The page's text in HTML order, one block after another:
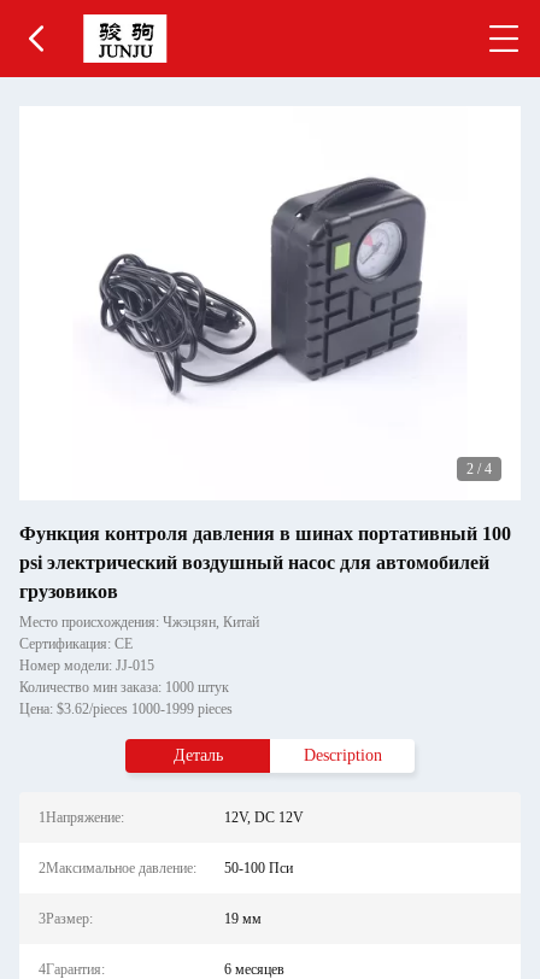
2 / 4
Функция контроля давления в шинах портативный 100
psi электрический воздушный насос для автомобилей
грузовиков
Место происхождения: Чжэцзян, Китай
Сертификация: CE
Номер модели: JJ-015
Количество мин заказа: 1000 штук
Цена: $3.62/pieces 1000-1999 pieces
Деталь Description
1Напряжение: 12V, DC 12V
2Максимальное давление: 50-100 Пси
3Размер: 19 мм
4Гарантия: 6 месяцев